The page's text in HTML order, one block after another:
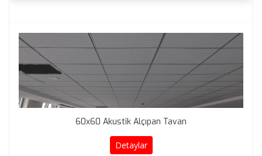
60x60 Akustik Alçıpan Tavan
Detaylar